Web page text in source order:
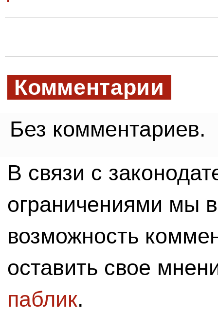
Комментарии
Без комментариев.
В связи с
ограничениями мы
возможность
оставить свое
паблик.